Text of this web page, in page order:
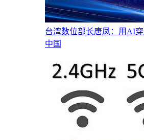
台湾数位部长唐凤：用AI
中国